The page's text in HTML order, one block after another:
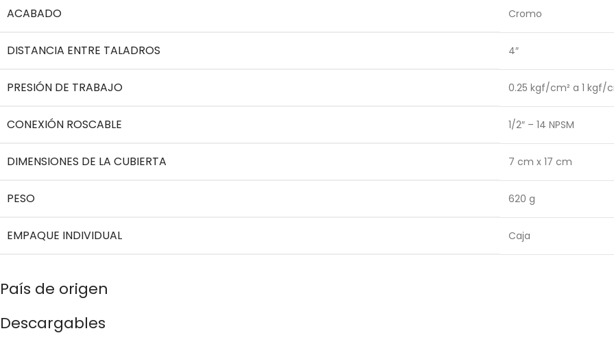
ACABADO Cromo
DISTANCIA ENTRE TALADROS 4″
PRESIÓN DE TRABAJO 0.25 kgf/cm² a 1 kgf/
CONEXIÓN ROSCABLE 1/2″ – 14 NPSM
DIMENSIONES DE LA CUBIERTA 7 cm x 17 cm
PESO 620 g
EMPAQUE INDIVIDUAL Caja
País de origen
Descargables